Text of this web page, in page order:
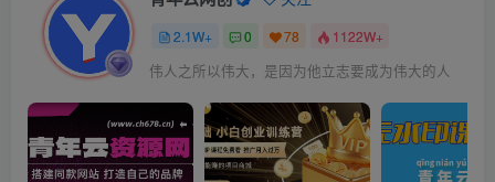
2.1W+ 0 78 1122W+
伟人之所以伟大，是因为他立志要成为伟大的人